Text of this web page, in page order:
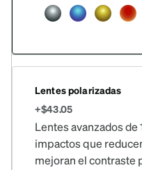
Lentes polarizadas
+$43.05
Lentes avanzados
impactos que
mejoran el contraste